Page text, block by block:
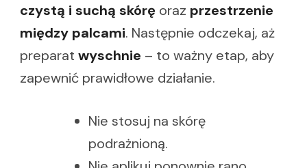
czystą i suchą skórę oraz przestrzenie
między palcami. Następnie odczekaj, aż
preparat wyschnie – to ważny etap, aby
zapewnić prawidłowe działanie.
Nie stosuj na skórę
podrażnioną.